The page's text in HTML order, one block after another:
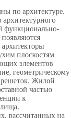
по архитектуре.
функционально-
архитекторы
плоскостям
элементов
геометрическому
Жилой
частью
к
рассчитанных на